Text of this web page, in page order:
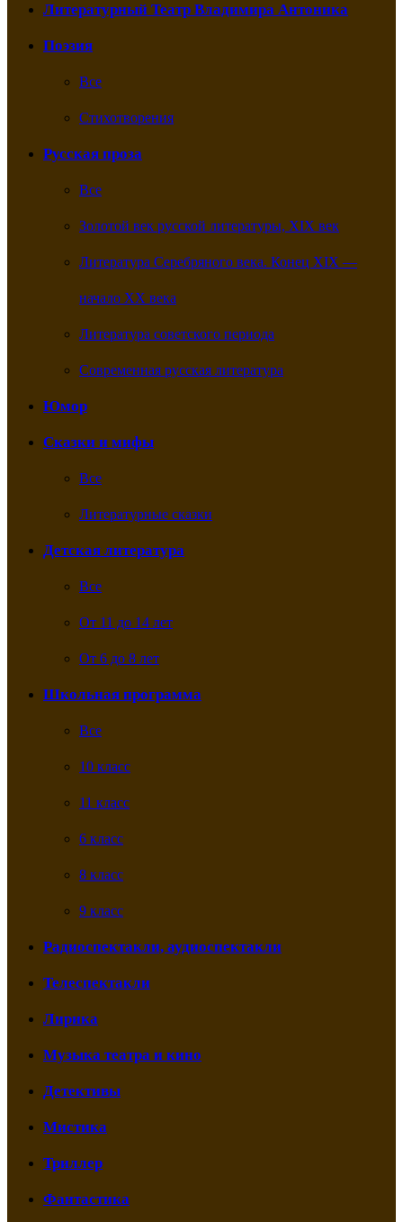
Литературный Театр Владимира Антоника
Поэзия
Все
Стихотворения
Русская проза
Все
Золотой век русской литературы, XIX век
Литература Серебряного века. Конец XIX —
начало XX века
Литература советского периода
Современная русская литература
Юмор
Сказки и мифы
Все
Литературные сказки
Детская литература
Все
От 11 до 14 лет
От 6 до 8 лет
Школьная программа
Все
10 класс
11 класс
6 класс
8 класс
9 класс
Радиоспектакли, аудиоспектакли
Телеспектакли
Лирика
Музыка театра и кино
Детективы
Мистика
Триллер
Фантастика